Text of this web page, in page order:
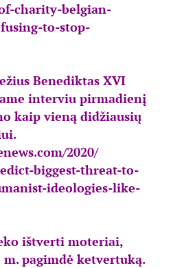
charity-belgian-
to-stop-
Benediktas XVI
interviu pirmadienį
kaip vieną didžiausių
2020/
biggest-threat-to-
ideologies-like-
ištverti moteriai,
pagimdė ketvertuką.